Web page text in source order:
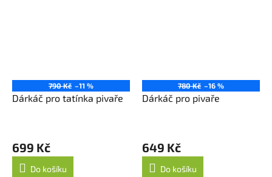
790 Kč –11 %
Dárkáč pro tatínka pivaře
699 Kč
Do košíku
780 Kč –16 %
Dárkáč pro pivaře
649 Kč
Do košíku